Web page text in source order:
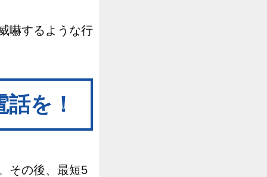
嚇するような行
を！
その後、最短5